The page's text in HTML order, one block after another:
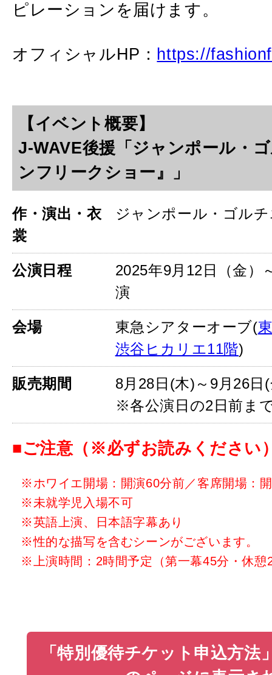
ピレーションを届けます。
オフィシャルHP： https://
【イベント概要】
J-WAVE後援「ジャンポール・
ンフリークショー』」
作・演出・衣
裳
ジャンポール・ゴル
公演日程
2025年9月12日（金）
演
会場 東急シアターオーブ(
渋谷ヒカリエ11階)
販売期間
8月28日(木)～9月26日
※各公演日の2日前ま
■ご注意（※必ずお読みください
※ホワイエ開場：開演60分前／客席開場：
※未就学児入場不可
※英語上演、日本語字幕あり
※性的な描写を含むシーンがございます。
※上演時間：2時間予定（第一幕45分・休憩
「特別優待チケット申込方